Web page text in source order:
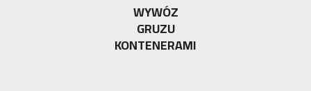
WYWÓZ
GRUZU
KONTENERAMI